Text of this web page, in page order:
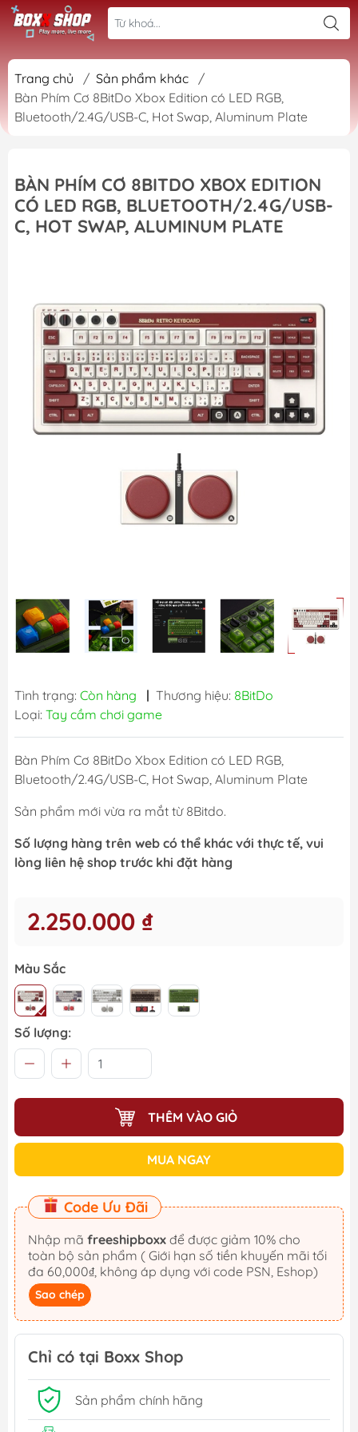
Trang chủ / Sản phẩm khác
/
Bàn Phím Cơ 8BitDo Xbox Edition có LED RGB,
Bluetooth/2.4G/USB-C, Hot Swap, Aluminum Plate
BÀN PHÍM CƠ 8BITDO XBOX EDITION
CÓ LED RGB, BLUETOOTH/2.4G/USB-
C, HOT SWAP, ALUMINUM PLATE
Tình trạng: Còn hàng | Thương hiệu: 8BitDo
Loại: Tay cầm chơi game
Bàn Phím Cơ 8BitDo Xbox Edition có LED RGB,
Bluetooth/2.4G/USB-C, Hot Swap, Aluminum Plate
Sản phẩm mới vừa ra mắt từ 8Bitdo.
Số lượng hàng trên web có thể khác với thực tế, vui
lòng liên hệ shop trước khi đặt hàng
2.250.000 ₫
Màu Sắc
Số lượng:
THÊM VÀO GIỎ
MUA NGAY
Code Ưu Đãi
Nhập mã freeshipboxx
toàn bộ sản phẩm ( Giới hạn số tiền khuyến mãi tối
đa 60,000₫, không áp dụng với code PSN, Eshop)
Sao chép
Chỉ có tại Boxx Shop
Sản phẩm chính hãng